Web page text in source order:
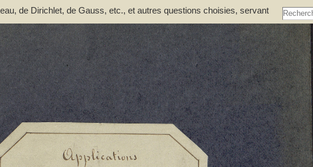
de Dirichlet, de Gauss, etc., et autres questions choisies, servant
de l'auteur sur les pseudo-surfaces - Issaly, Pierre-Adolphe,